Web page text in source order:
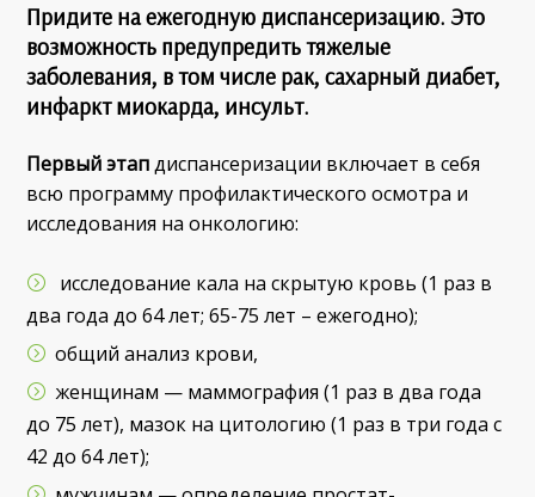
Придите на ежегодную диспансеризацию. Это
возможность предупредить тяжелые
заболевания, в том числе рак, сахарный диабет,
инфаркт миокарда, инсульт.
Первый этапдиспансеризации включает в себя
всю программу профилактического осмотра и
исследования на онкологию:
исследование кала на скрытую кровь (1 раз в
два года до 64 лет; 65-75 лет – ежегодно);
общий анализ крови,
женщинам — маммография (1 раз в два года
до 75 лет), мазок на цитологию (1 раз в три года с
42 до 64 лет);